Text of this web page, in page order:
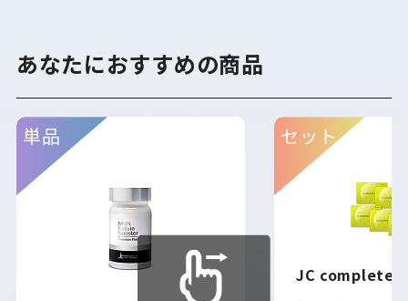
あなたにおすすめの商品
JC completeC